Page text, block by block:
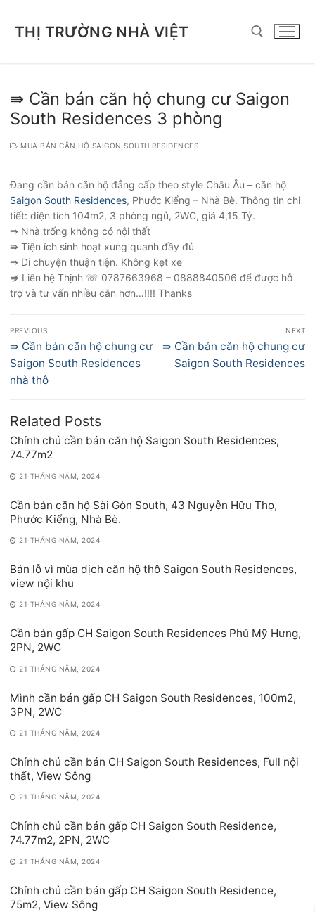
THỊ TRƯỜNG NHÀ VIỆT
⇛ Cần bán căn hộ chung cư Saigon
South Residences 3 phòng
MUA BÁN CĂN HỘ SAIGON SOUTH RESIDENCES
Đang cần bán căn hộ đẳng cấp theo style Châu Âu – căn hộ
Saigon South Residences, Phước Kiểng – Nhà Bè. Thông tin chi
tiết: diện tích 104m2, 3 phòng ngủ, 2WC, giá 4,15 Tỷ.
⇛ Nhà trống không có nội thất
⇛ Tiện ích sinh hoạt xung quanh đầy đủ
⇛ Di chuyện thuận tiện. Không kẹt xe
⇏ Liên hệ Thịnh ☏ 0787663968 – 0888840506 để được hỗ
trợ và tư vấn nhiều căn hơn…!!!! Thanks
Điều
hướng
bài
viết
PREVIOUS
Previous
post:
⇛ Cần bán căn hộ chung cư
Saigon South Residences
nhà thô
NEXT
Next
post:
⇛ Cần bán căn hộ chung cư
Saigon South Residences
Related Posts
Chính chủ cần bán căn hộ Saigon South Residences,
74.77m2
21 THÁNG NĂM, 2024
Cần bán căn hộ Sài Gòn South, 43 Nguyễn Hữu Thọ,
Phước Kiểng, Nhà Bè.
21 THÁNG NĂM, 2024
Bán lỗ vì mùa dịch căn hộ thô Saigon South Residences,
view nội khu
21 THÁNG NĂM, 2024
Cần bán gấp CH Saigon South Residences Phú Mỹ Hưng,
2PN, 2WC
21 THÁNG NĂM, 2024
Mình cần bán gấp CH Saigon South Residences, 100m2,
3PN, 2WC
21 THÁNG NĂM, 2024
Chính chủ cần bán CH Saigon South Residences, Full nội
thất, View Sông
21 THÁNG NĂM, 2024
Chính chủ cần bán gấp CH Saigon South Residence,
74.77m2, 2PN, 2WC
21 THÁNG NĂM, 2024
Chính chủ cần bán gấp CH Saigon South Residence,
75m2, View Sông